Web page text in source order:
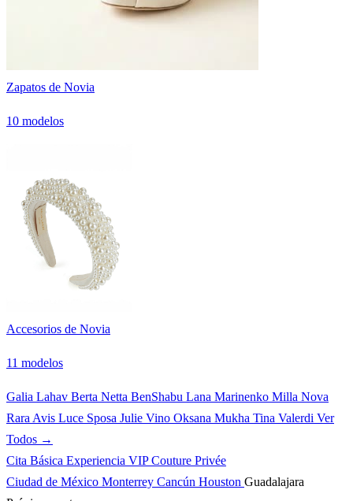
Zapatos de Novia
10 modelos
Accesorios de Novia
11 modelos
Galia Lahav Berta Netta BenShabu Lana Marinenko Milla Nova
Rara Avis Luce Sposa Julie Vino Oksana Mukha Tina Valerdi Ver
Todos →
Cita Básica Experiencia VIPCouture Privée
Ciudad de México Monterrey Cancún Houston Guadalajara